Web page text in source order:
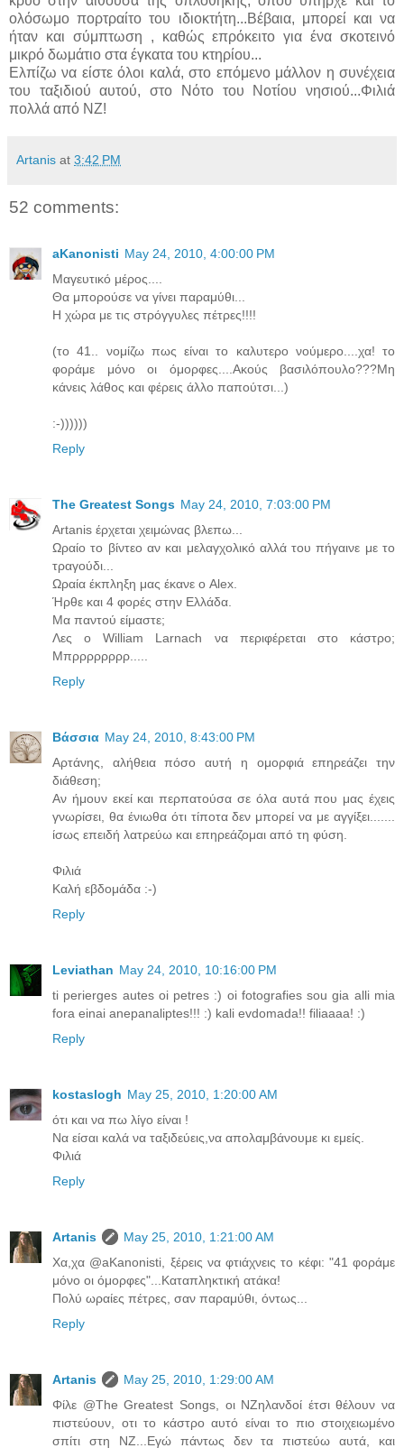
ολόσωμο πορτραίτο του ιδιοκτήτη...Βέβαια, μπορεί και να
ήταν και σύμπτωση , καθώς επρόκειτο για ένα σκοτεινό
μικρό δωμάτιο στα έγκατα του κτηρίου...
Ελπίζω να είστε όλοι καλά, στο επόμενο μάλλον η συνέχεια
του ταξιδιού αυτού, στο Νότο του Νοτίου νησιού...Φιλιά
πολλά από ΝΖ!
Artanis at 3:42 PM
52 comments:
aKanonisti May 24, 2010, 4:00:00 PM
Μαγευτικό μέρος....
Θα μπορούσε να γίνει παραμύθι...
Η χώρα με τις στρόγγυλες πέτρες!!!!
(το 41.. νομίζω πως είναι το καλυτερο νούμερο....χα! το
φοράμε μόνο οι όμορφες....Ακούς βασιλόπουλο???Μη
κάνεις λάθος και φέρεις άλλο παπούτσι...)
:-))))))
Reply
The Greatest Songs May 24, 2010, 7:03:00 PM
Artanis έρχεται χειμώνας βλεπω...
Ωραίο το βίντεο αν και μελαγχολικό αλλά του πήγαινε με το
τραγούδι...
Ωραία έκπληξη μας έκανε ο Alex.
Ήρθε και 4 φορές στην Ελλάδα.
Μα παντού είμαστε;
Λες ο William Larnach να περιφέρεται στο κάστρο;
Μπρρρρρρρρ.....
Reply
Βάσσια May 24, 2010, 8:43:00 PM
Αρτάνης, αλήθεια πόσο αυτή η ομορφιά επηρεάζει την
διάθεση;
Αν ήμουν εκεί και περπατούσα σε όλα αυτά που μας έχεις
γνωρίσει, θα ένιωθα ότι τίποτα δεν μπορεί να με αγγίξει.......
ίσως επειδή λατρεύω και επηρεάζομαι από τη φύση.
Φιλιά
Καλή εβδομάδα :-)
Reply
Leviathan May 24, 2010, 10:16:00 PM
ti perierges autes oi petres :) oi fotografies sou gia alli mia
fora einai anepanaliptes!!! :) kali evdomada!! filiaaaa! :)
Reply
kostaslogh May 25, 2010, 1:20:00 AM
ότι και να πω λίγο είναι !
Να είσαι καλά να ταξιδεύεις,να απολαμβάνουμε κι εμείς.
Φιλιά
Reply
Artanis
May 25, 2010, 1:21:00 AM
Χα,χα @aKanonisti, ξέρεις να φτιάχνεις το κέφι: "41 φοράμε
μόνο οι όμορφες"...Καταπληκτική ατάκα!
Πολύ ωραίες πέτρες, σαν παραμύθι, όντως...
Reply
Artanis
May 25, 2010, 1:29:00 AM
Φίλε @The Greatest Songs, οι ΝΖηλανδοί έτσι θέλουν να
πιστεύουν, οτι το κάστρο αυτό είναι το πιο στοιχειωμένο
σπίτι στη ΝΖ...Εγώ πάντως δεν τα πιστεύω αυτά, και